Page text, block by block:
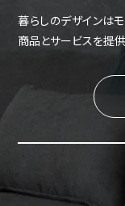
暮らしのデザインは
商品とサービスを提供